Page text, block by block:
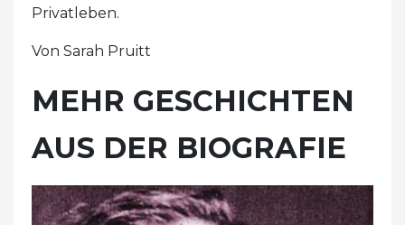
Privatleben.
Von Sarah Pruitt
MEHR GESCHICHTEN
AUS DER BIOGRAFIE